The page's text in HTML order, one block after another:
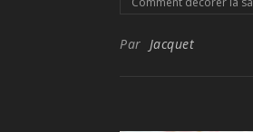
Par Jacquet